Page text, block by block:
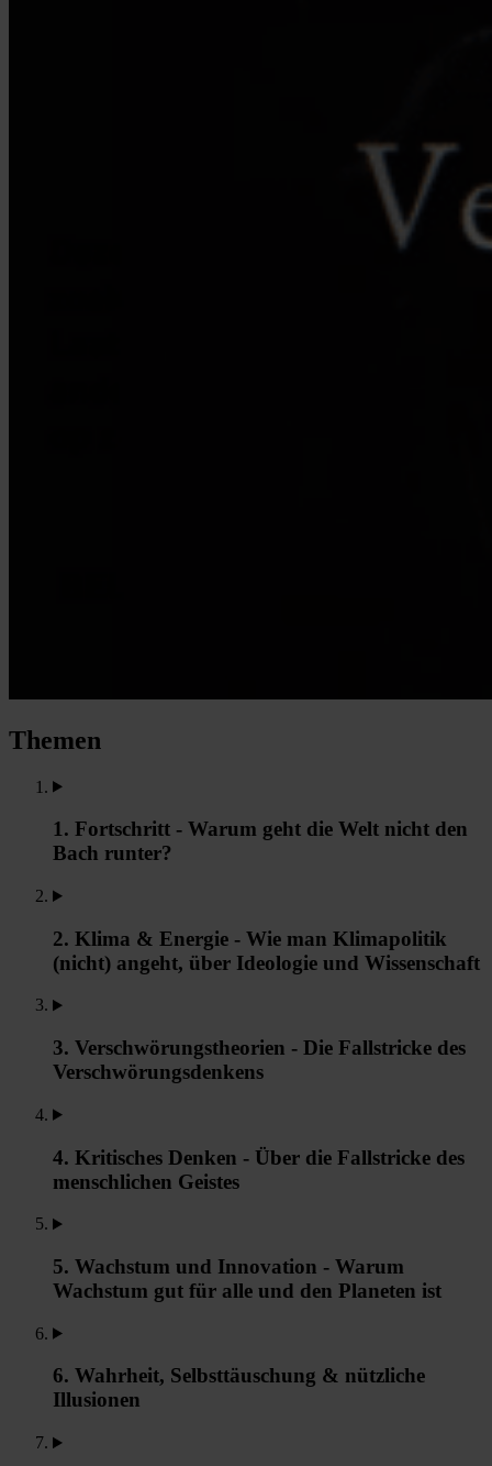
Themen
1. Fortschritt - Warum geht die Welt nicht den
Bach runter?
2. Klima & Energie - Wie man Klimapolitik
(nicht) angeht, über Ideologie und Wissenschaft
3. Verschwörungstheorien - Die Fallstricke des
Verschwörungsdenkens
4. Kritisches Denken - Über die Fallstricke des
menschlichen Geistes
5. Wachstum und Innovation - Warum
Wachstum gut für alle und den Planeten ist
6. Wahrheit, Selbsttäuschung & nützliche
Illusionen